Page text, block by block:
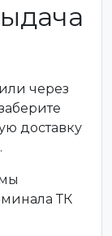
через
доставку
ТК